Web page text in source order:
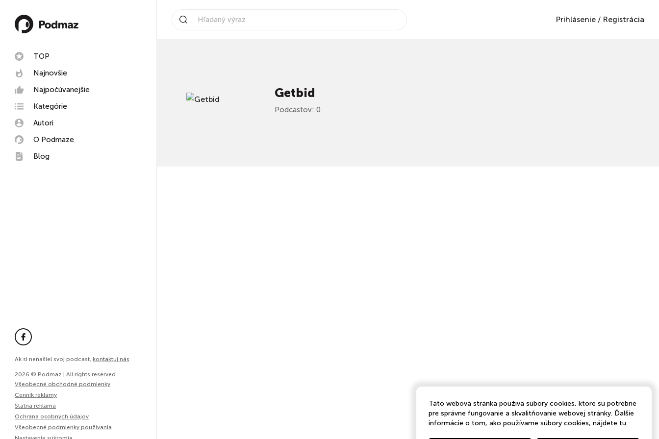
TOP
Najnovšie
Najpočúvanejšie
Kategórie
Autori
O Podmaze
Blog
Ak si nenašiel svoj podcast, kontaktuj nás
2026 © Podmaz | All rights reserved
Všeobecné obchodné podmienky
Cenník reklamy
Štátna reklama
Ochrana osobných údajov
Všeobecné podmienky používania
Prihlásenie / Registrácia
Getbid
Podcastov: 0
Táto webová stránka používa súbory cookies, ktoré sú potrebné
pre správne fungovanie a skvalitňovanie webovej stránky. Ďalšie
informácie o tom, ako používame súbory cookies, nájdete tu.